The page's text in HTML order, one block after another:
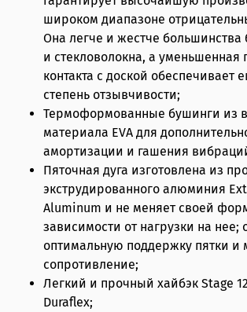
широком диапазоне
Она легче и жестче большинства
и стекловолокна, а уменьшенная
контакта с доской обеспечивает
степень отзывчивости;
Термоформованные бушинги из
материала EVA для
амортизации и гашения
Пяточная дуга изготовлена из
экструдированного алюминия
Aluminum и не меняет своей
зависимости от нагрузки на нее;
оптимальную поддержку пятки и
сопротивление;
Легкий и прочный хайбэк Stage
Duraflex;